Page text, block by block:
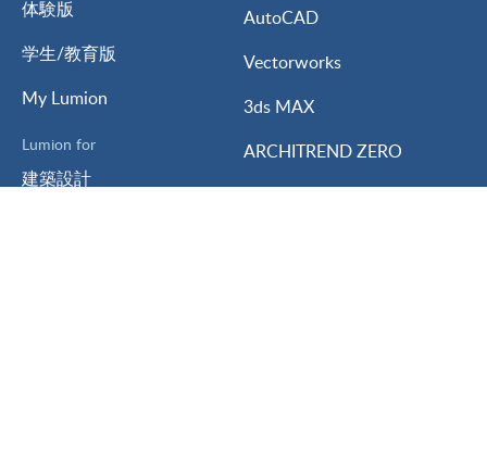
体験版
学生/教育版
My Lumion
Lumion for
建築設計
AutoCAD
Vectorworks
3ds MAX
ARCHITREND ZERO